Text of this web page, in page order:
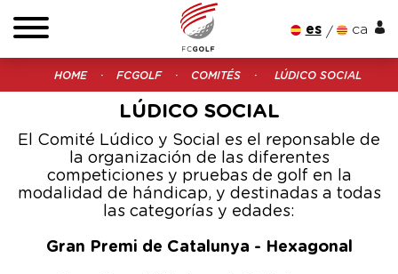
es ca
HOME FCGOLF COMITÉS LÚDICO SOCIAL
LÚDICO SOCIAL
El Comité Lúdico y Social es el reponsable de
la organización de las diferentes
competiciones y pruebas de golf en la
modalidad de hándicap, y destinadas a todas
las categorías y edades:
Gran Premi de Catalunya - Hexagonal